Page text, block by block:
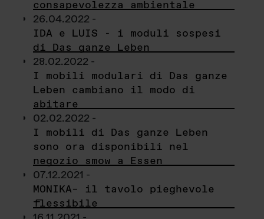
consapevolezza ambientale
26.04.2022 -
IDA e LUIS - i moduli sospesi
di Das ganze Leben
28.02.2022 -
I mobili modulari di Das ganze
Leben cambiano il modo di
abitare
02.02.2022 -
I mobili di Das ganze Leben
sono ora disponibili nel
negozio smow a Essen
07.12.2021 -
MONIKA– il tavolo pieghevole
flessibile